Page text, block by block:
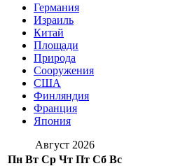
Германия
Израиль
Китай
Площади
Природа
Сооружения
США
Финляндия
Франция
Япония
Август 2026
Пн Вт Ср Чт Пт Сб Вс